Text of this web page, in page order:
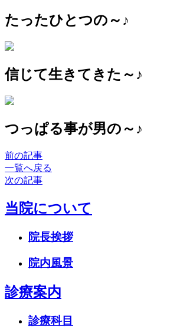
たったひとつの～♪
信じて生きてきた～♪
つっぱる事が男の～♪
前の記事
一覧へ戻る
次の記事
当院について
院長挨拶
院内風景
診療案内
診療科目